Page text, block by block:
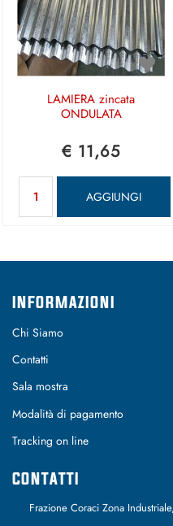
LAMIERA zincata
ONDULATA
€ 11,65
AGGIUNGI
INFORMAZIONI
Chi Siamo
Contatti
Sala mostra
Modalità di pagamento
Tracking on line
CONTATTI
Frazione Coraci Zona